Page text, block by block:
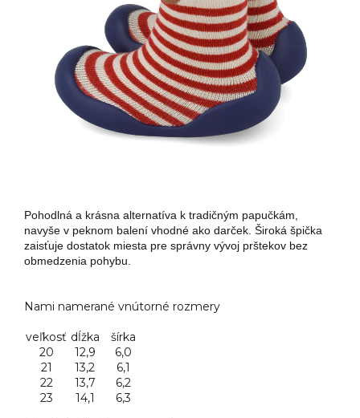
Pohodlná a krásna alternatíva k tradičným papučkám,
navyše v peknom balení vhodné ako darček. Široká špička
zaisťuje dostatok miesta pre správny vývoj prštekov bez
obmedzenia pohybu.
Nami namerané vnútorné rozmery
veľkosť dĺžka
šírka
20
12,9
6,0
21
13,2
6,1
22
13,7
6,2
23
14,1 6,3